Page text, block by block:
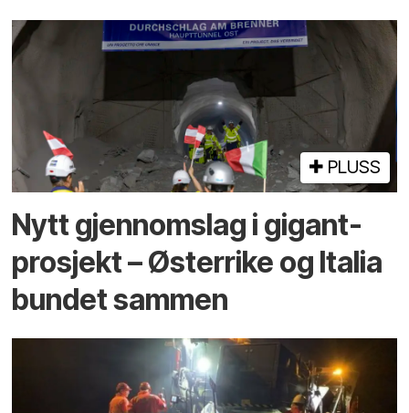
PLUSS
Nytt gjennomslag i gigant­
prosjekt – Østerrike og Italia
bundet sammen